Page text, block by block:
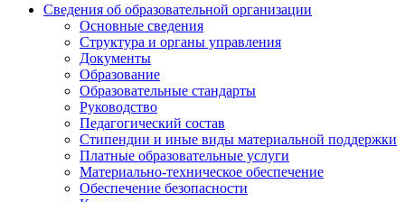
Сведения об образовательной организации
Основные сведения
Структура и органы управления
Документы
Образование
Образовательные стандарты
Руководство
Педагогический состав
Стипендии и иные виды материальной поддержки
Платные образовательные услуги
Материально-техническое обеспечение
Обеспечение безопасности